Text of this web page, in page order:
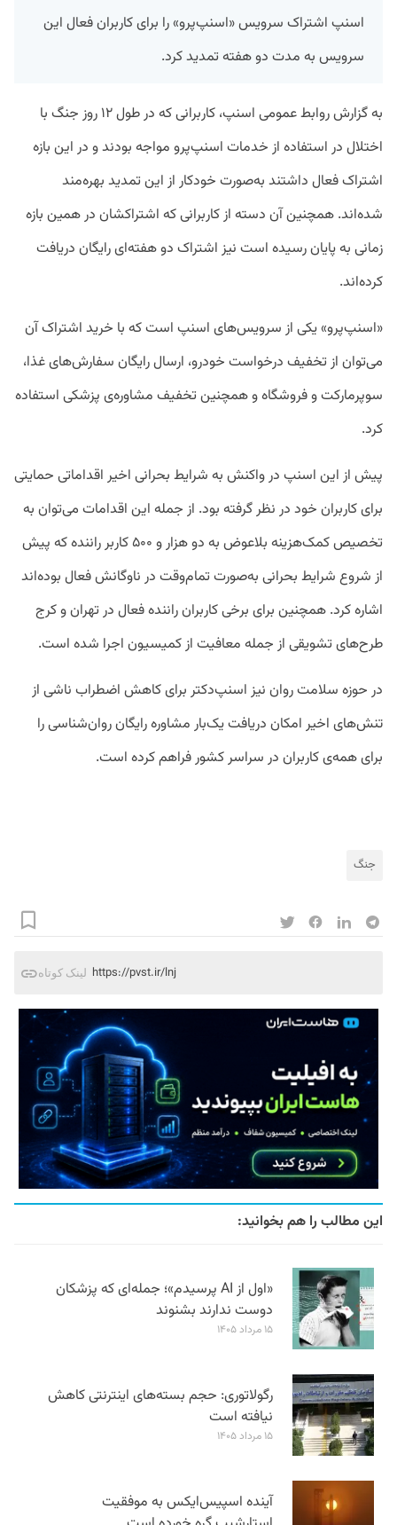
اسنپ اشتراک سرویس «اسنپ‌پرو» را برای کاربران فعال این
سرویس به مدت دو هفته تمدید کرد.
به گزارش روابط عمومی اسنپ، کاربرانی که در طول ۱۲ روز جنگ با
اختلال در استفاده از خدمات اسنپ‌‌پرو مواجه بودند و در این بازه
اشتراک فعال داشتند به‌صورت خودکار از این تمدید بهره‌مند
شده‌اند. همچنین آن دسته از کاربرانی که اشتراکشان در همین بازه
زمانی به پایان رسیده است نیز اشتراک دو هفته‌ای رایگان دریافت
کرده‌اند.
«اسنپ‌پرو» یکی از سرویس‌های اسنپ است که با خرید اشتراک آن
می‌توان از تخفیف درخواست خودرو، ارسال رایگان سفارش‌های غذا،
سوپرمارکت و فروشگاه و همچنین تخفیف مشاوره‌ی پزشکی استفاده
کرد.
پیش از این اسنپ در واکنش به شرایط بحرانی اخیر اقداماتی حمایتی
برای کاربران خود در نظر گرفته بود. از جمله این اقدامات می‌توان به
تخصیص کمک‌هزینه بلاعوض به دو هزار و ۵۰۰ کاربر راننده که پیش
از شروع شرایط بحرانی به‌صورت تمام‌وقت در ناوگانش فعال بوده‌اند
اشاره کرد. همچنین برای برخی کاربران راننده فعال در تهران و کرج
طرح‌های تشویقی از جمله معافیت از کمیسیون اجرا شده است.
در حوزه سلامت روان نیز اسنپ‌دکتر برای کاهش اضطراب ناشی از
تنش‌های اخیر امکان دریافت یک‌بار مشاوره رایگان روان‌شناسی را
برای همه‌ی کاربران در سراسر کشور فراهم کرده است.
جنگ
لینک کوتاه https://pvst.ir/lnj
این مطالب را هم بخوانید:
«اول از AI پرسیدم»؛ جمله‌ای که پزشکان
دوست ندارند بشنوند
۱۵ مرداد ۱۴۰۵
رگولاتوری: حجم بسته‌های اینترنتی کاهش
نیافته است
۱۵ مرداد ۱۴۰۵
آینده اسپیس‌ایکس به موفقیت